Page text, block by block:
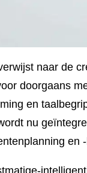
naar de
doorgaans
en
nu
en